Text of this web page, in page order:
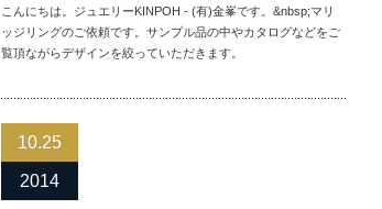
こんにちは。ジュエリーKINPOH - (有)金峯です。&nbsp;マリ
ッジリングのご依頼です。サンプル品の中やカタログなどをご
覧頂ながらデザインを絞っていただきます。
10.25
2014